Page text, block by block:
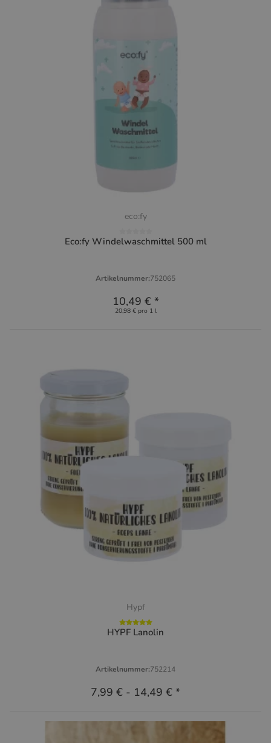
eco:fy
Eco:fy Windelwaschmittel 500 ml
Artikelnummer:752065
10,49 € *
20,98 € pro 1 l
Hypf
HYPF Lanolin
Artikelnummer:752214
7,99 € - 14,49 € *